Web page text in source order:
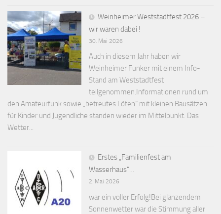
Weinheimer Weststadtfest 2026 –
wir waren dabei !
30. Mai 2026
Auch in diesem Jahr haben wir
Weinheimer Funker mit einem Info-
Stand am Weststadtfest
teilgenommen.Informationen rund um
den Amateurfunk sowie „betreutes Löten“ mit kleinen Bausätzen
für Kinder und Jugendliche standen wieder im Mittelpunkt. Das
Wetter...
Erstes „Familienfest am
Wasserhaus“…
2. Mai 2026
war ein voller Erfolg!Bei glänzendem
Sonnenwetter war die Stimmung aller